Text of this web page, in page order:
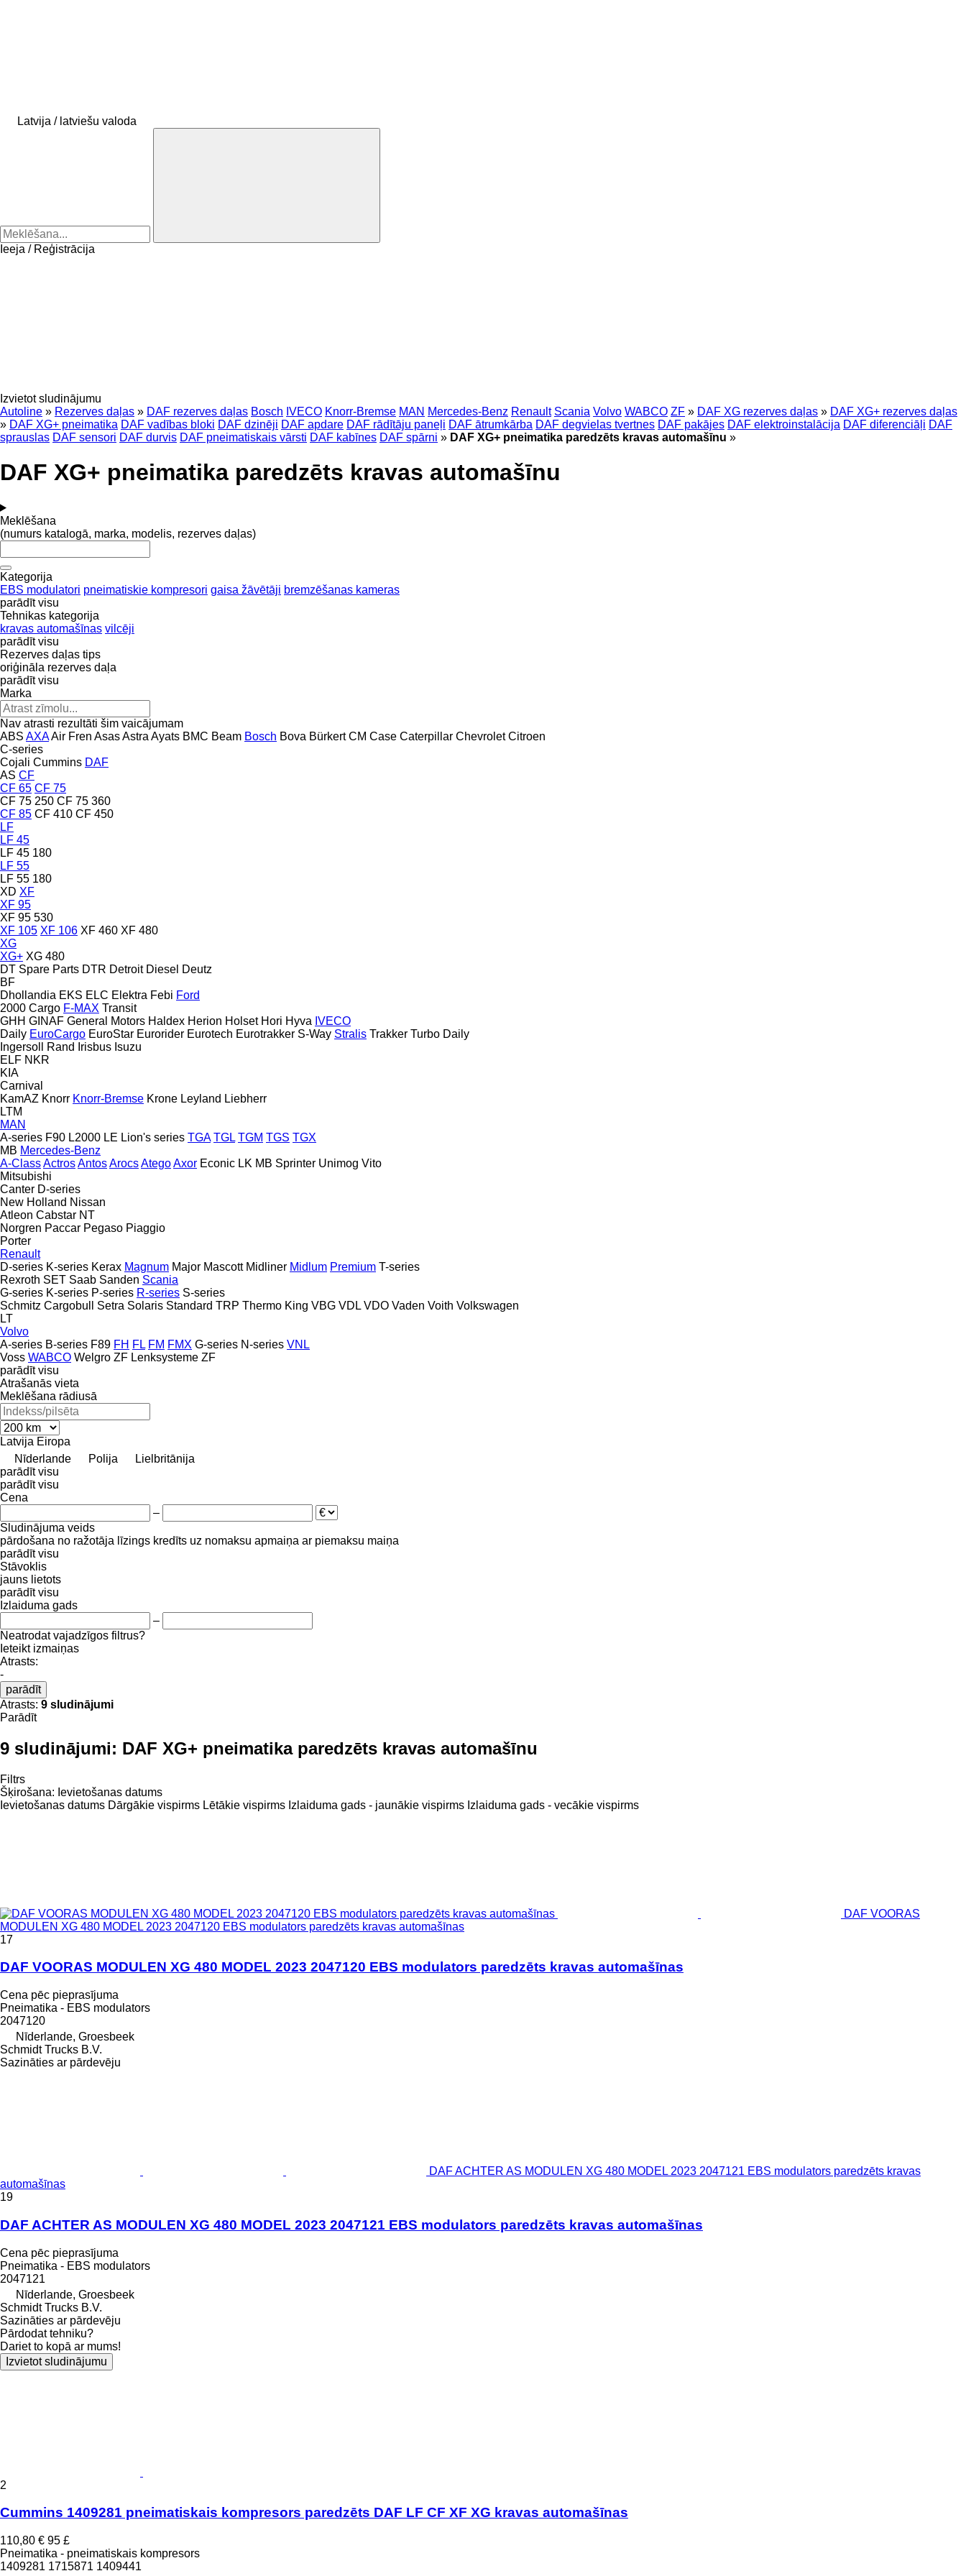
Latvija / latviešu valoda
Ieeja / Reģistrācija
Izvietot sludinājumu
Autoline » Rezerves daļas » DAF rezerves daļas Bosch IVECO Knorr-Bremse MAN Mercedes-Benz Renault Scania Volvo WABCO ZF » DAF XG rezerves daļas » DAF XG+ rezerves daļas
» DAF XG+ pneimatika DAF vadības bloki DAF dzinēji DAF apdare DAF rādītāju paneļi DAF ātrumkārba DAF degvielas tvertnes DAF pakājes DAF elektroinstalācija DAF diferenciāļi DAF
sprauslas DAF sensori DAF durvis DAF pneimatiskais vārsti DAF kabīnes DAF spārni » DAF XG+ pneimatika paredzēts kravas automašīnu »
DAF XG+ pneimatika paredzēts kravas automašīnu
Meklēšana
(numurs katalogā, marka, modelis, rezerves daļas)
Kategorija
EBS modulatori pneimatiskie kompresori gaisa žāvētāji bremzēšanas kameras
parādīt visu
Tehnikas kategorija
kravas automašīnas vilcēji
parādīt visu
Rezerves daļas tips
oriģināla rezerves daļa
parādīt visu
Marka
Nav atrasti rezultāti šim vaicājumam
ABS AXAAir Fren AsasAstra Ayats BMC Beam Bosch Bova Bürkert CM Case Caterpillar Chevrolet Citroen
C-series
Cojali Cummins DAF
AS CF
CF 65 CF 75
CF 75 250 CF 75 360
CF 85 CF 410 CF 450
LF
LF 45
LF 45 180
LF 55
LF 55 180
XD XF
XF 95
XF 95 530
XF 105 XF 106 XF 460 XF 480
XG
XG+ XG 480
DT Spare Parts DTR Detroit Diesel Deutz
BF
Dhollandia EKS ELC Elektra Febi Ford
2000 Cargo F-MAX Transit
GHH GINAF General Motors Haldex Herion Holset Hori Hyva IVECO
Daily EuroCargo EuroStar Eurorider Eurotech Eurotrakker S-Way Stralis Trakker Turbo Daily
Ingersoll Rand
Irisbus Isuzu
ELF NKR
KIA
Carnival
KamAZ Knorr Knorr-Bremse Krone Leyland Liebherr
LTM
MAN
A-series F90 L2000 LE Lion's series TGA TGL TGM TGS TGX
MB Mercedes-Benz
A-ClassActrosAntosArocsAtegoAxor Econic LK MB Sprinter Unimog Vito
Mitsubishi
Canter D-series
New Holland Nissan
Atleon Cabstar NT
Norgren Paccar Pegaso Piaggio
Porter
Renault
D-series K-series Kerax Magnum Major Mascott Midliner Midlum Premium T-series
Rexroth SET Saab Sanden Scania
G-series K-series P-series R-series S-series
Schmitz Cargobull
Setra Solaris Standard TRP Thermo King VBG VDL VDO Vaden Voith Volkswagen
LT
Volvo
A-series B-series F89 FH FL FM FMX G-series N-series VNL
Voss WABCO Welgro ZF Lenksysteme ZF
parādīt visu
Atrašanās vieta
Meklēšana rādiusā
Latvija Eiropa
Nīderlande
Polija
Lielbritānija
parādīt visu
parādīt visu
Cena
–
Sludinājuma veids
pārdošana no ražotāja līzings kredīts uz nomaksu apmaiņa ar piemaksu maiņa
parādīt visu
Stāvoklis
jauns lietots
parādīt visu
Izlaiduma gads
–
Neatrodat vajadzīgos filtrus?
Ieteikt izmaiņas
Atrasts:
-
parādīt
Atrasts: 9 sludinājumi
Parādīt
9 sludinājumi: DAF XG+ pneimatika paredzēts kravas automašīnu
Filtrs
Šķirošana: Ievietošanas datums
Ievietošanas datums Dārgākie vispirms Lētākie vispirms Izlaiduma gads - jaunākie vispirms Izlaiduma gads - vecākie vispirms
DAF VOORAS
MODULEN XG 480 MODEL 2023 2047120 EBS modulators paredzēts kravas automašīnas
17
DAF VOORAS MODULEN XG 480 MODEL 2023 2047120 EBS modulators paredzēts kravas automašīnas
Cena pēc pieprasījuma
Pneimatika - EBS modulators
2047120
Nīderlande, Groesbeek
Schmidt Trucks B.V.
Sazināties ar pārdevēju
DAF ACHTER AS MODULEN XG 480 MODEL 2023 2047121 EBS modulators paredzēts kravas
automašīnas
19
DAF ACHTER AS MODULEN XG 480 MODEL 2023 2047121 EBS modulators paredzēts kravas automašīnas
Cena pēc pieprasījuma
Pneimatika - EBS modulators
2047121
Nīderlande, Groesbeek
Schmidt Trucks B.V.
Sazināties ar pārdevēju
Pārdodat tehniku?
Dariet to kopā ar mums!
Izvietot sludinājumu
2
Cummins 1409281 pneimatiskais kompresors paredzēts DAF LF CF XF XG kravas automašīnas
110,80 € 95 £
Pneimatika - pneimatiskais kompresors
1409281 1715871 1409441